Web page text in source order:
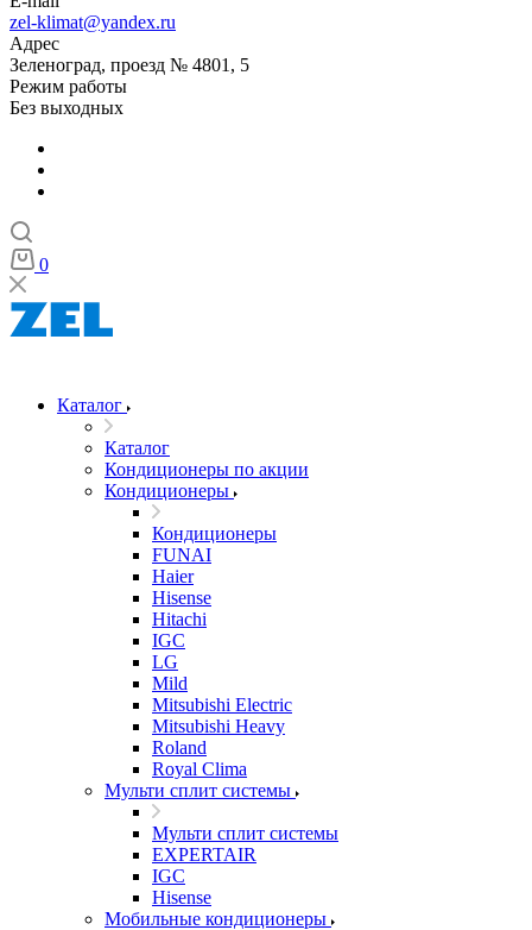
zel-klimat@yandex.ru
Адрес
Зеленоград, проезд № 4801, 5
Режим работы
Без выходных
0
Каталог
Каталог
Кондиционеры по акции
Кондиционеры
Кондиционеры
FUNAI
Haier
Hisense
Hitachi
IGC
LG
Mild
Mitsubishi Electric
Mitsubishi Heavy
Roland
Royal Clima
Мульти сплит системы
Мульти сплит системы
EXPERTAIR
IGC
Hisense
Мобильные кондиционеры